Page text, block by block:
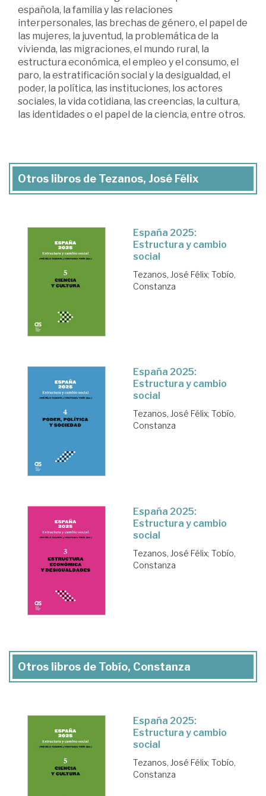
española, la familia y las relaciones
interpersonales, las brechas de género, el papel de
las mujeres, la juventud, la problemática de la
vivienda, las migraciones, el mundo rural, la
estructura económica, el empleo y el consumo, el
paro, la estratificación social y la desigualdad, el
poder, la política, las instituciones, los actores
sociales, la vida cotidiana, las creencias, la cultura,
las identidades o el papel de la ciencia, entre otros.
Otros libros de Tezanos, José Félix
España 2025:
Estructura y cambio
social
Tezanos, José Félix; Tobío,
Constanza
España 2025:
Estructura y cambio
social
Tezanos, José Félix; Tobío,
Constanza
España 2025:
Estructura y cambio
social
Tezanos, José Félix; Tobío,
Constanza
Otros libros de Tobío, Constanza
España 2025:
Estructura y cambio
social
Tezanos, José Félix; Tobío,
Constanza